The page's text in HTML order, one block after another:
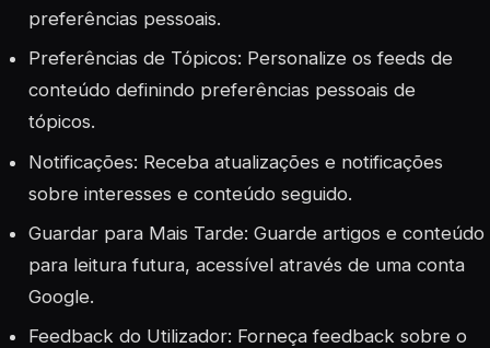
preferências pessoais.
Preferências de Tópicos: Personalize os feeds de
conteúdo definindo preferências pessoais de
tópicos.
Notificações: Receba atualizações e notificações
sobre interesses e conteúdo seguido.
Guardar para Mais Tarde: Guarde artigos e conteúdo
para leitura futura, acessível através de uma conta
Google.
Feedback do Utilizador: Forneça feedback sobre o